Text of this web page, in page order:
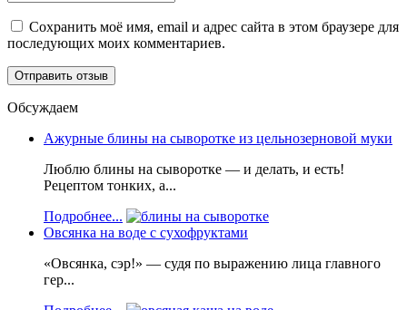
Сохранить моё имя, email и адрес сайта в этом браузере для
последующих моих комментариев.
Обсуждаем
Ажурные блины на сыворотке из цельнозерновой муки
Люблю блины на сыворотке — и делать, и есть!
Рецептом тонких, а...
Подробнее...
Овсянка на воде с сухофруктами
«Овсянка, сэр!» — судя по выражению лица главного
гер...